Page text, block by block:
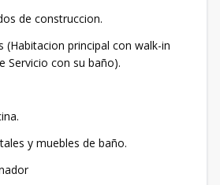
de construccion.
(Habitacion principal con walk-in
Servicio con su baño).
y muebles de baño.